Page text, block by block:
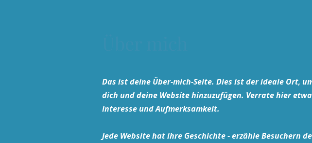
Das ist deine Über-mich-Seite. Dies ist der ideale Ort,
dich und deine Website hinzuzufügen. Verrate hier
Interesse und Aufmerksamkeit.
Jede Website hat ihre Geschichte - erzähle Besuchern